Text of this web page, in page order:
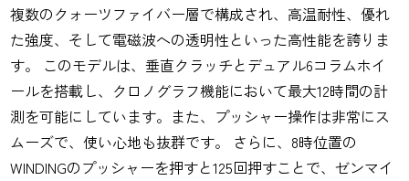
複数のクォーツファイバー層で構成され、高温耐性、優れ
た強度、そして電磁波への透明性といった高性能を誇りま
す。 このモデルは、垂直クラッチとデュアル6コラムホイ
ールを搭載し、クロノグラフ機能において最大12時間の計
測を可能にしています。また、プッシャー操作は非常にス
ムーズで、使い心地も抜群です。 さらに、8時位置の
WINDINGのプッシャーを押すと125回押すことで、ゼンマイ